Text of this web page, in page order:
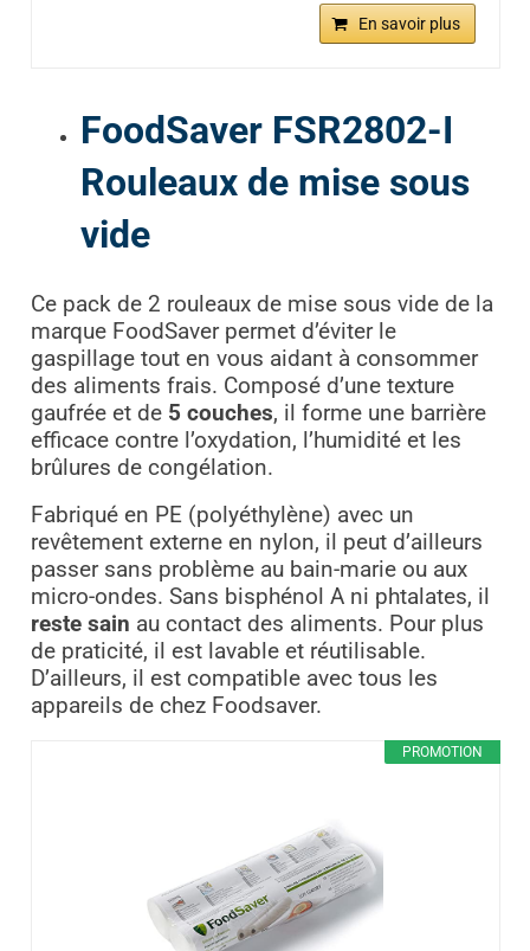
En savoir plus
FoodSaver FSR2802-I
Rouleaux de mise sous
vide
Ce pack de 2 rouleaux de mise sous vide de la
marque FoodSaver permet d’éviter le
gaspillage tout en vous aidant à consommer
des aliments frais. Composé d’une texture
gaufrée et de 5 couches, il forme une barrière
efficace contre l’oxydation, l’humidité et les
brûlures de congélation.
Fabriqué en PE (polyéthylène) avec un
revêtement externe en nylon, il peut d’ailleurs
passer sans problème au bain-marie ou aux
micro-ondes. Sans bisphénol A ni phtalates, il
reste sain au contact des aliments. Pour plus
de praticité, il est lavable et réutilisable.
D’ailleurs, il est compatible avec tous les
appareils de chez Foodsaver.
PROMOTION